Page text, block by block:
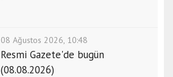
08 Ağustos 2026, 10:48
Resmi Gazete'de bugün
(08.08.2026)